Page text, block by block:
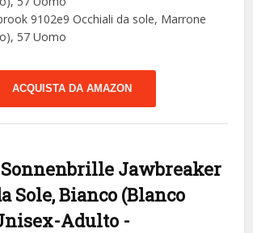
9102e9 Occhiali da sole, Marrone
57 Uomo
ACQUISTA DA AMAZON
Jawbreaker
Sole, Bianco (Blanco
Adulto -